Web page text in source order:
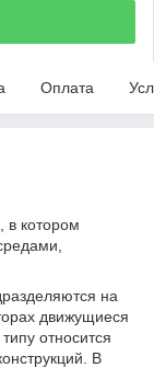
Оплата
в котором
на
движущиеся
относится
В